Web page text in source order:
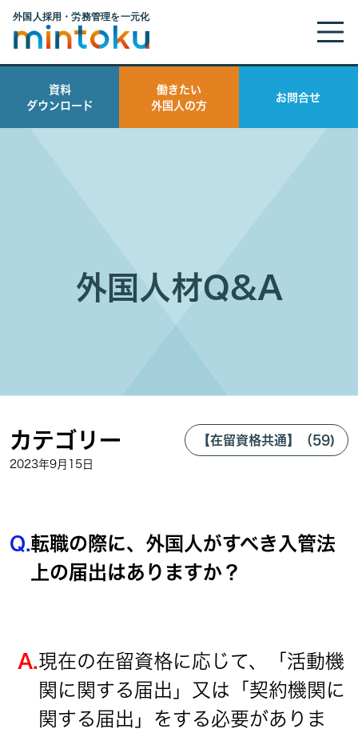
資料
ダウンロード
働きたい
外国人の方
お問合せ
外国人材Q&A
カテゴリー 【在留資格共通】（59)
2023年9月15日
Q.転職の際に、外国人がすべき入管法
上の届出はありますか？
A.現在の在留資格に応じて、「活動機
関に関する届出」又は「契約機関に
関する届出」をする必要がありま